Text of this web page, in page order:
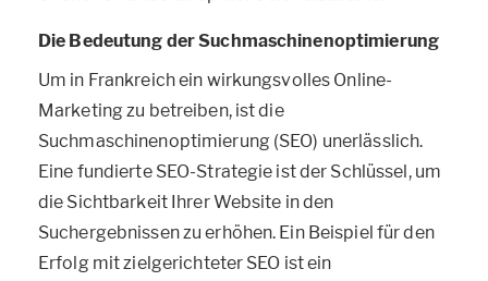
Die Bedeutung der Suchmaschinenoptimierung
Um in Frankreich ein wirkungsvolles Online-
Marketing zu betreiben, ist die
Suchmaschinenoptimierung (SEO) unerlässlich.
Eine fundierte SEO-Strategie ist der Schlüssel, um
die Sichtbarkeit Ihrer Website in den
Suchergebnissen zu erhöhen. Ein Beispiel für den
Erfolg mit zielgerichteter SEO ist ein